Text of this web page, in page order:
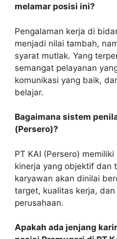
melamar posisi ini?
Pengalaman kerja di
menjadi nilai tambah,
syarat mutlak. Yang
semangat pelayanan
komunikasi yang baik,
belajar.
Bagaimana sistem
(Persero)?
PT KAI (Persero)
kinerja yang objektif dan
karyawan akan dinilai
target, kualitas kerja,
perusahaan.
Apakah ada jenjang